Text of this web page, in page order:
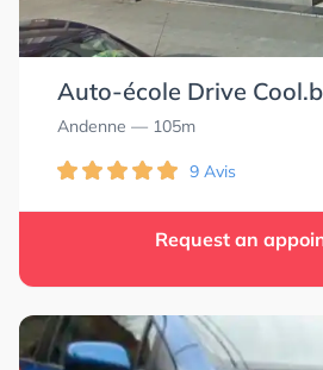
Auto-école Drive
Andenne — 105m
9 Avis
Request an